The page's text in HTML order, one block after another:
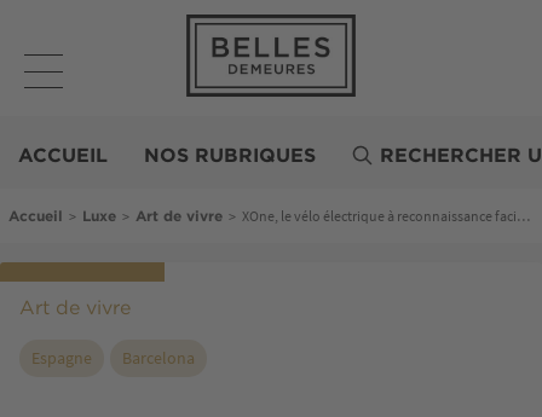
contenu
principal
Demeures
ACCUEIL NOS RUBRIQUES RECHERCHER
Fil d'Ariane
Accueil > Luxe > Art de vivre > XOne, le vélo électrique à reconnaissance faciale
Art de vivre
Espagne Barcelona